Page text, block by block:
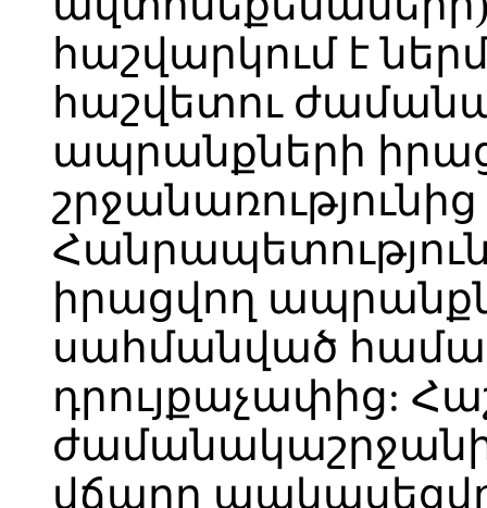
հաշվարկում է
հաշվետու
ապրանքների
իրացվող
սահմանված
դրույքաչափից:
վճարը